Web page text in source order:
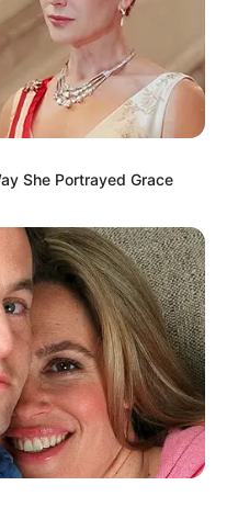
Burgenzu sehen.
von Bad
O
She Portrayed Grace